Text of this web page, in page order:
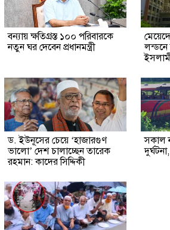
বন্যায় ক্ষতিগ্রস্ত ১০০ পরিবারকে
নতুন ঘর দেবেন প্রধানমন্ত্রী
লন্ডনে
ড. ইউনূসের চেয়ে ‘হাজারগুণ
ভালো’ দেশ চালাচ্ছেন তারেক
রহমান: কাদের সিদ্দিকী
সকাল